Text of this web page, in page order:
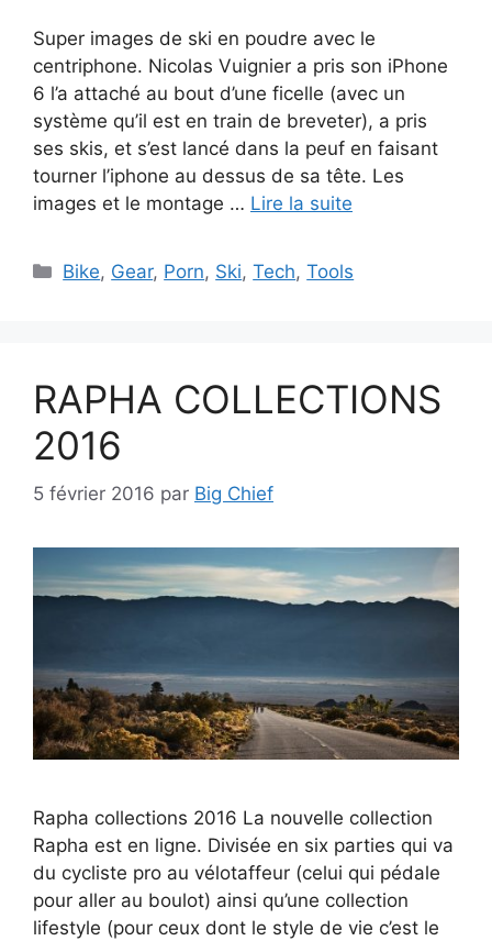
Super images de ski en poudre avec le
centriphone. Nicolas Vuignier a pris son iPhone
6 l’a attaché au bout d’une ficelle (avec un
système qu’il est en train de breveter), a pris
ses skis, et s’est lancé dans la peuf en faisant
tourner l’iphone au dessus de sa tête. Les
images et le montage … Lire la suite
Catégories
Bike, Gear, Porn, Ski,Tech,Tools
RAPHA COLLECTIONS
2016
5 février 2016 par Big Chief
Rapha collections 2016 La nouvelle collection
Rapha est en ligne. Divisée en six parties qui va
du cycliste pro au vélotaffeur (celui qui pédale
pour aller au boulot) ainsi qu’une collection
lifestyle (pour ceux dont le style de vie c’est le